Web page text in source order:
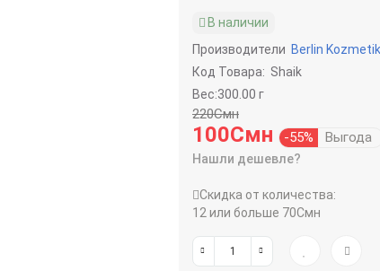
В наличии
Производители Berlin
Код Товара: Shaik
Вес:300.00 г
220Смн
100Смн -55% Выгода
Нашли дешевле?
Скидка от количества:
12 или больше 70Смн